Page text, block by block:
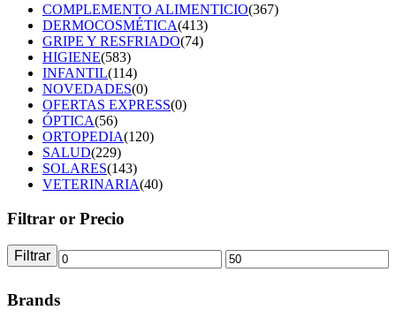
COMPLEMENTO ALIMENTICIO(367)
DERMOCOSMÉTICA(413)
GRIPE Y RESFRIADO(74)
HIGIENE(583)
INFANTIL(114)
NOVEDADES(0)
OFERTAS EXPRESS(0)
ÓPTICA(56)
ORTOPEDIA(120)
SALUD(229)
SOLARES(143)
VETERINARIA(40)
Filtrar or Precio
Precio Precio
Filtrar
Brands